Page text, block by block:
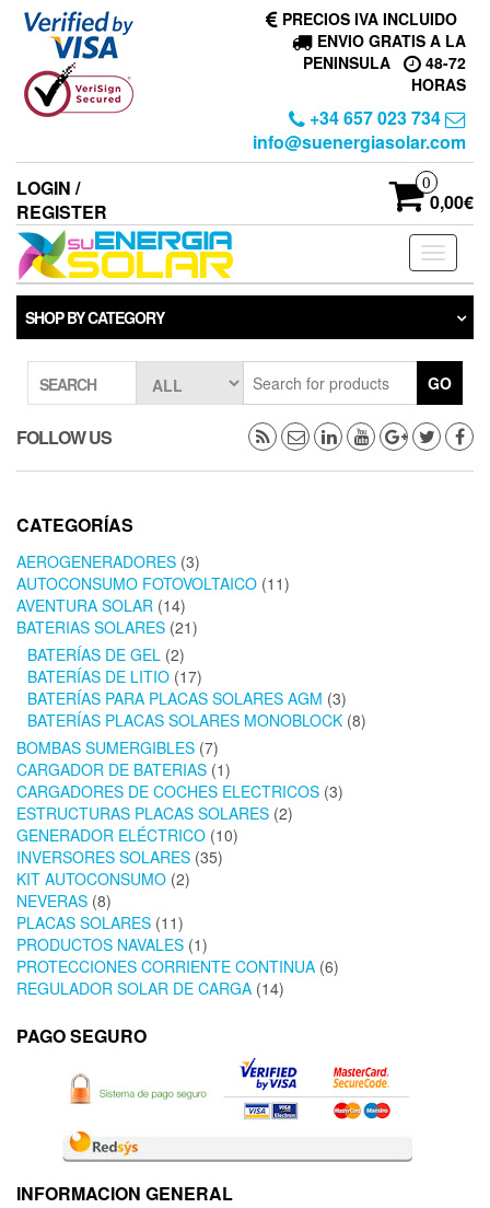
Skip
content
PRECIOS IVA INCLUIDO
ENVIO GRATIS A LA
PENINSULA
48-72
HORAS
+34 657 023 734
info@suenergiasolar.com
LOGIN /
REGISTER
0
0,00€
Toggle
SHOP BY CATEGORY
SEARCH GO
FOLLOW US
CATEGORÍAS
AEROGENERADORES (3)
AUTOCONSUMO FOTOVOLTAICO (11)
AVENTURA SOLAR (14)
BATERIAS SOLARES (21)
BATERÍAS DE GEL (2)
BATERÍAS DE LITIO (17)
BATERÍAS PARA PLACAS SOLARES AGM (3)
BATERÍAS PLACAS SOLARES MONOBLOCK (8)
BOMBAS SUMERGIBLES (7)
CARGADOR DE BATERIAS (1)
CARGADORES DE COCHES ELECTRICOS (3)
ESTRUCTURAS PLACAS SOLARES (2)
GENERADOR ELÉCTRICO (10)
INVERSORES SOLARES (35)
KIT AUTOCONSUMO (2)
NEVERAS (8)
PLACAS SOLARES (11)
PRODUCTOS NAVALES (1)
PROTECCIONES CORRIENTE CONTINUA (6)
REGULADOR SOLAR DE CARGA (14)
PAGO SEGURO
INFORMACION GENERAL